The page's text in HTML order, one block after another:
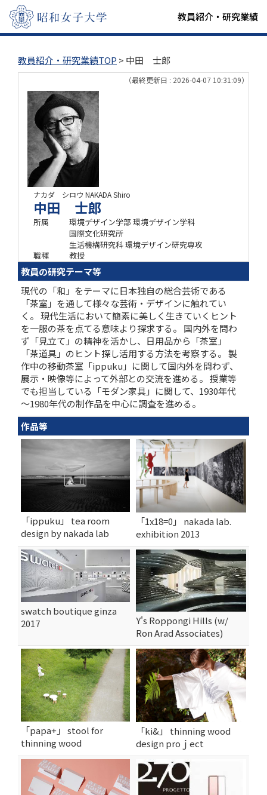
教員紹介・研究業績
教員紹介・研究業績TOP > 中田 士郎
（最終更新日 : 2026-04-07 10:31:09）
ナカダ シロウ NAKADA Shiro
中田 士郎
所属
環境デザイン学部 環境デザイン学科
国際文化研究所
生活機構研究科 環境デザイン研究専攻
職種
教授
教員の研究テーマ等
現代の「和」をテーマに日本独自の総合芸術である
「茶室」を通して様々な芸術・デザインに触れてい
く。 現代生活において簡素に美しく生きていくヒント
を一服の茶を点てる意味より探求する。 国内外を問わ
ず「見立て」の精神を活かし、日用品から「茶室」
「茶道具」のヒント探し活用する方法を考察する。 製
作中の移動茶室「ippuku」に関して国内外を問わず、
展示・映像等によって外部との交流を進める。 授業等
でも担当している「モダン家具」に関して、1930年代
～1980年代の制作品を中心に調査を進める。
作品等
「ippuku」 tea room
design by nakada lab
「1x18=0」 nakada lab.
exhibition 2013
swatch boutique ginza
2017
Y's Roppongi Hills (w/
Ron Arad Associates)
「papa+」 stool for
thinning wood
「ki&」 thinning wood
design proｊect